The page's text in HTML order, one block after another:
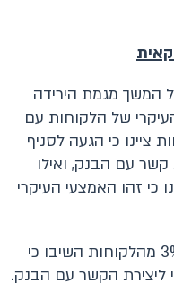
המשך מגמת הירידה
של הלקוחות עם
8% מהלקוחות ציינו כי הגעה לסניף
עם הבנק, ואילו
ציינו כי זהו האמצעי העיקרי
מסקר בעלי העסקים עולה כי רק 3% מהלקוחות השיבו כי
ליצירת הקשר עם הבנק.